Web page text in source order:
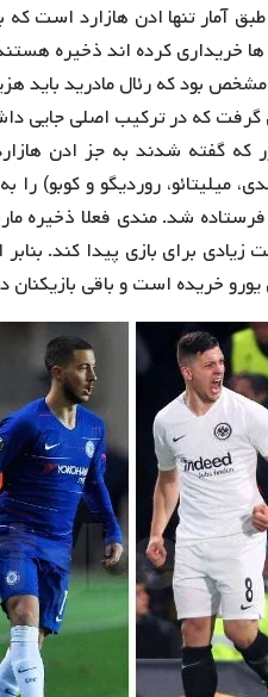
آمار تنها ادن هازارد است
ها خریداری کرده اند ذخیره
مشخص بود که رئال مادرید
که گفته شدند به جز ادن
میلیتائو، روردیگو و کوبو)
شد. مندی فعلا ذخیره
برای بازی پیدا کند. بنابر